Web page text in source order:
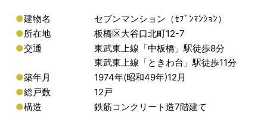
●建物名
セブンマンション（ｾﾌﾞﾝﾏﾝｼｮﾝ）
●所在地
板橋区大谷口北町12-7
●交通
東武東上線「中板橋」駅徒歩8分
東武東上線「ときわ台」駅徒歩11分
●築年月
1974年(昭和49年)12月
●総戸数
12戸
●構造
鉄筋コンクリート造7階建て